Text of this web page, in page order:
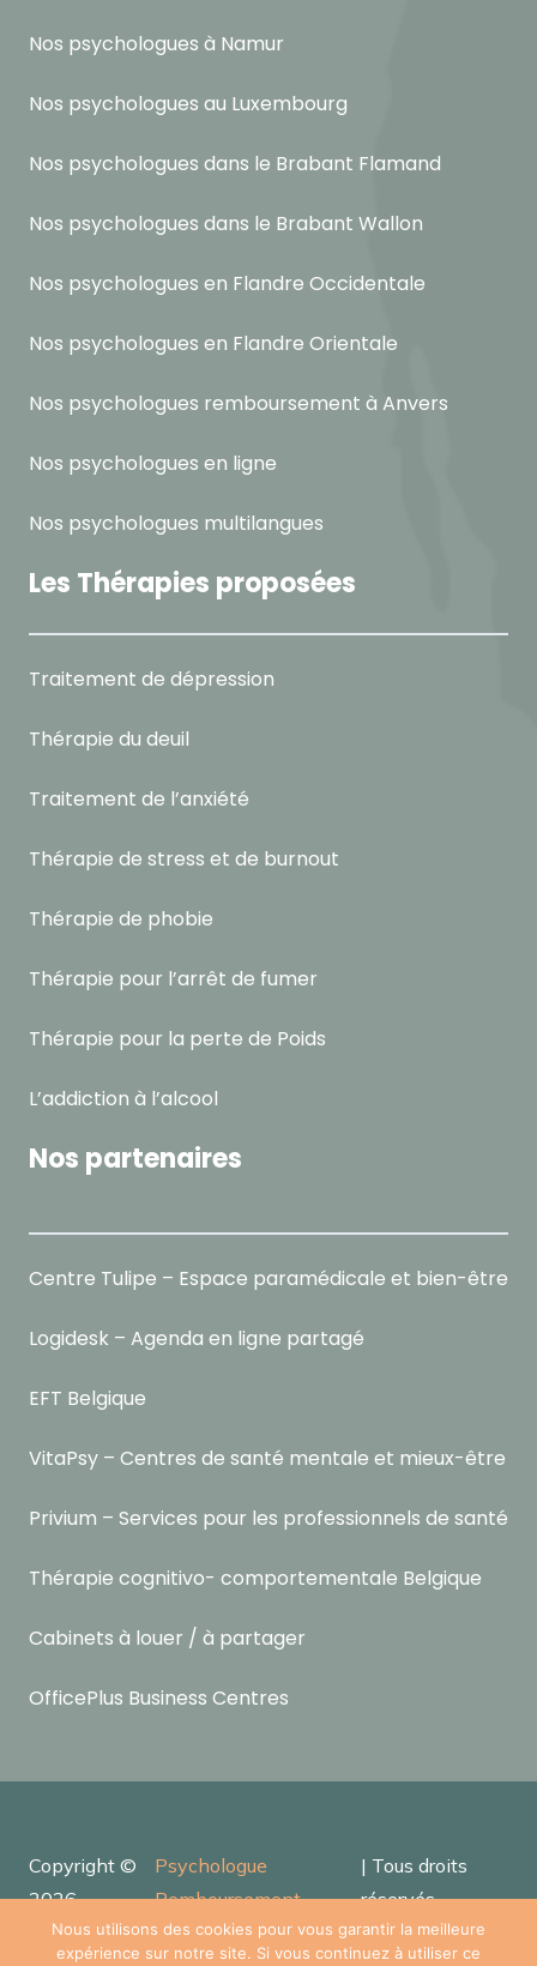
Nos psychologues à Namur
Nos psychologues au Luxembourg
Nos psychologues dans le Brabant Flamand
Nos psychologues dans le Brabant Wallon
Nos psychologues en Flandre Occidentale
Nos psychologues en Flandre Orientale
Nos psychologues remboursement à Anvers
Nos psychologues en ligne
Nos psychologues multilangues
Les Thérapies proposées
Traitement de dépression
Thérapie du deuil
Traitement de l’anxiété
Thérapie de stress et de burnout
Thérapie de phobie
Thérapie pour l’arrêt de fumer
Thérapie pour la perte de Poids
L’addiction à l’alcool
Nos partenaires
Centre Tulipe – Espace paramédicale et bien-être
Logidesk – Agenda en ligne partagé
EFT Belgique
VitaPsy – Centres de santé mentale et mieux-être
Privium – Services pour les professionnels de santé
Thérapie cognitivo- comportementale Belgique
Cabinets à louer / à partager
OfficePlus Business Centres
Copyright ©
2026
Psychologue
Remboursement
| Tous droits
réservés.
Powered by Privium – Services pour psychologues,
Nous utilisons des cookies pour vous garantir la meilleure
expérience sur notre site. Si vous continuez à utiliser ce